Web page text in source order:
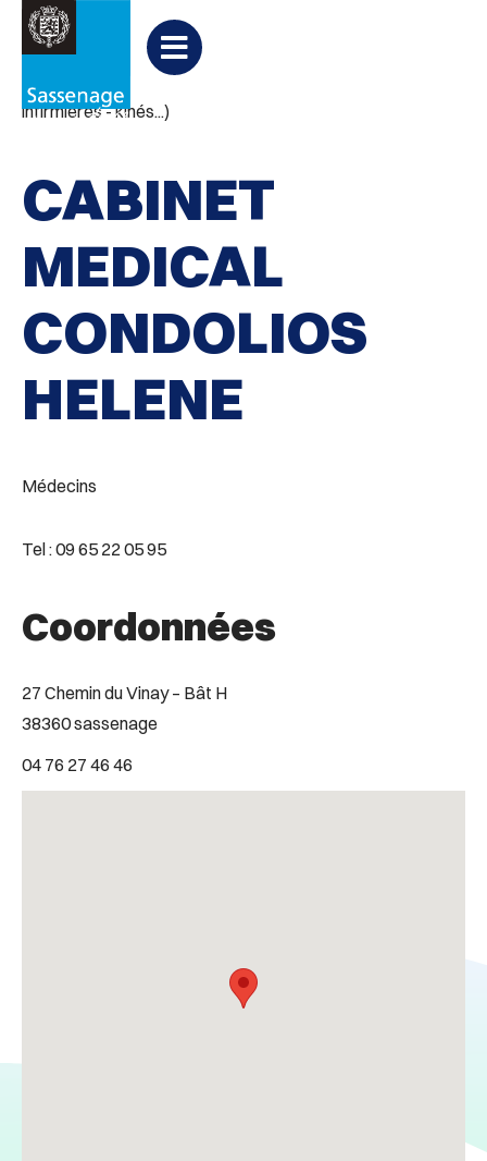
Aller à la recherche
PARTAGER 
Partager
sur
Facebook
Cabinets médicaux et paramédicaux (médecins -
infirmières - kinés...)
CABINET
MEDICAL
CONDOLIOS
HELENE
Médecins
Tel : 09 65 22 05 95
Coordonnées
27 Chemin du Vinay – Bât H
38360 sassenage
04 76 27 46 46